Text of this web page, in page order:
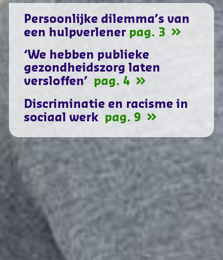
Persoonlijke dilemma’s van
een hulpverlener pag. 3
‘We hebben publieke
gezondheidszorg laten
versloffen’
pag. 4
Discriminatie en racisme in
sociaal werk
pag. 9